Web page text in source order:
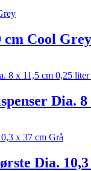
cm Cool Grey
Dia.
Dia.